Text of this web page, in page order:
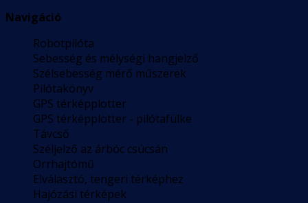
Navigáció
Robotpilóta
Sebesség és mélységi hangjelző
Szélsebesség mérő műszerek
Pilótakönyv
GPS térképplotter
GPS térképplotter - pilótafülke
Távcső
Széljelző az árbóc csúcsán
Orrhajtómű
Elválasztó, tengeri térképhez
Hajózási térképek